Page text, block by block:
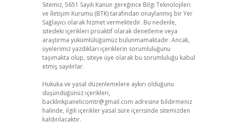
Sitemiz, 5651 Sayılı Kanun gereğince Bilgi Teknolojileri
ve İletişim Kurumu (BTK) tarafından onaylanmış bir Yer
Sağlayıcı olarak hizmet vermektedir. Bu nedenle,
sitedeki içerikleri proaktif olarak denetleme veya
araştırma yükümlülüğümüz bulunmamaktadır. Ancak,
üyelerimiz yazdıkları içeriklerin sorumluluğunu
taşımakta olup, siteye üye olarak bu sorumluluğu kabul
etmiş sayılırlar.
Hukuka ve yasal düzenlemelere aykırı olduğunu
düşündüğünüz içerikleri,
backlinkpanelicomtr@gmail.com adresine bildirmeniz
halinde, ilgili içerikler yasal süre içerisinde sitemizden
kaldırılacaktır.